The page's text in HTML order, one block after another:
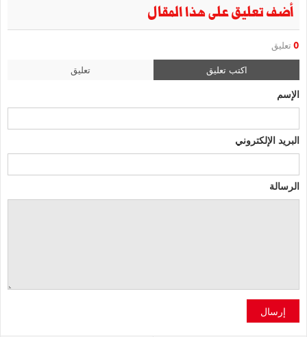
أضف تعليق على هذا المقال
0 تعليق
اكتب تعليق تعليق
الإسم
البريد الإلكتروني
الرسالة
إرسال